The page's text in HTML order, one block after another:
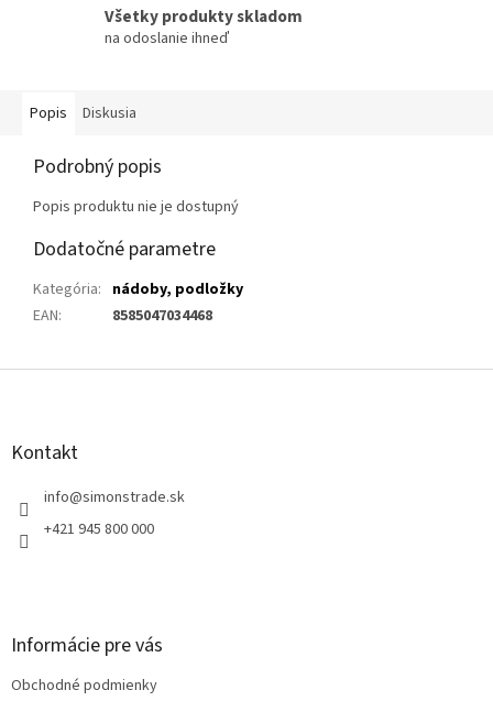
Všetky produkty skladom
na odoslanie ihneď
Popis Diskusia
Podrobný popis
Popis produktu nie je dostupný
Dodatočné parametre
Kategória: nádoby, podložky
EAN: 8585047034468
Z
Kontakt
info@simonstrade.sk
+421 945 800 000
Informácie pre vás
Obchodné podmienky